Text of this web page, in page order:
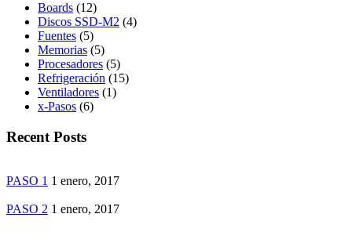
Boards (12)
Discos SSD-M2 (4)
Fuentes (5)
Memorias (5)
Procesadores (5)
Refrigeración (15)
Ventiladores (1)
x-Pasos (6)
Recent Posts
PASO 1 1 enero, 2017
PASO 2 1 enero, 2017